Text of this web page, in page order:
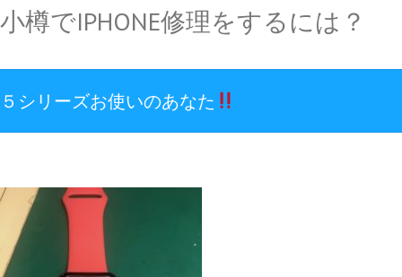
小樽でIPHONE修理をするには？
５シリーズお使いのあなた